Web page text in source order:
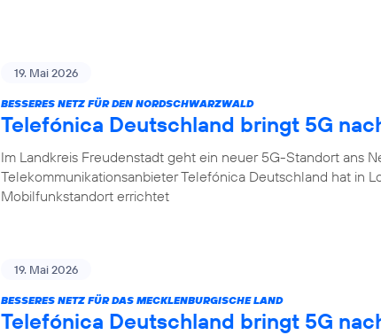
19. Mai 2026
BESSERES NETZ FÜR DEN NORDSCHWARZWALD
Telefónica Deutschland bringt 5G
Im Landkreis Freudenstadt geht ein neuer 5G-Standort ans
Telekommunikationsanbieter Telefónica Deutschland hat in
Mobilfunkstandort errichtet
19. Mai 2026
BESSERES NETZ FÜR DAS MECKLENBURGISCHE LAND
Telefónica Deutschland bringt 5G